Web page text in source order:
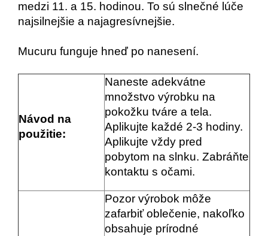
medzi 11. a 15. hodinou. To sú slnečné lúče
najsilnejšie a najagresívnejšie.
Mucuru funguje hneď po nanesení.
Návod na
použitie:
Naneste adekvátne
množstvo výrobku na
pokožku tváre a tela.
Aplikujte každé 2-3 hodiny.
Aplikujte vždy pred
pobytom na slnku. Zabráňte
kontaktu s očami.
Pozor výrobok môže
zafarbiť oblečenie, nakoľko
obsahuje prírodné